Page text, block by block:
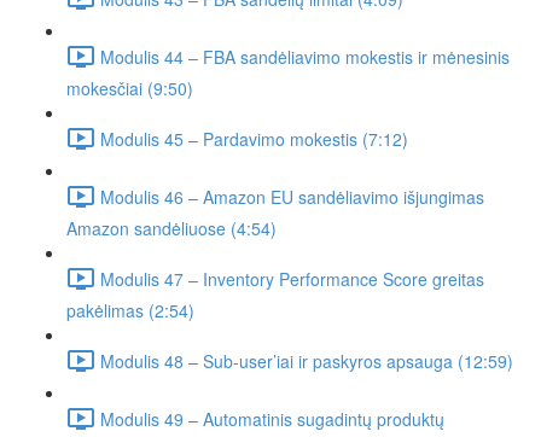
Modulis 44 – FBA sandėliavimo mokestis ir mėnesinis
mokesčiai (9:50)
Modulis 45 – Pardavimo mokestis (7:12)
Modulis 46 – Amazon EU sandėliavimo išjungimas
Amazon sandėliuose (4:54)
Modulis 47 – Inventory Performance Score greitas
pakėlimas (2:54)
Modulis 48 – Sub-user’iai ir paskyros apsauga (12:59)
Modulis 49 – Automatinis sugadintų produktų